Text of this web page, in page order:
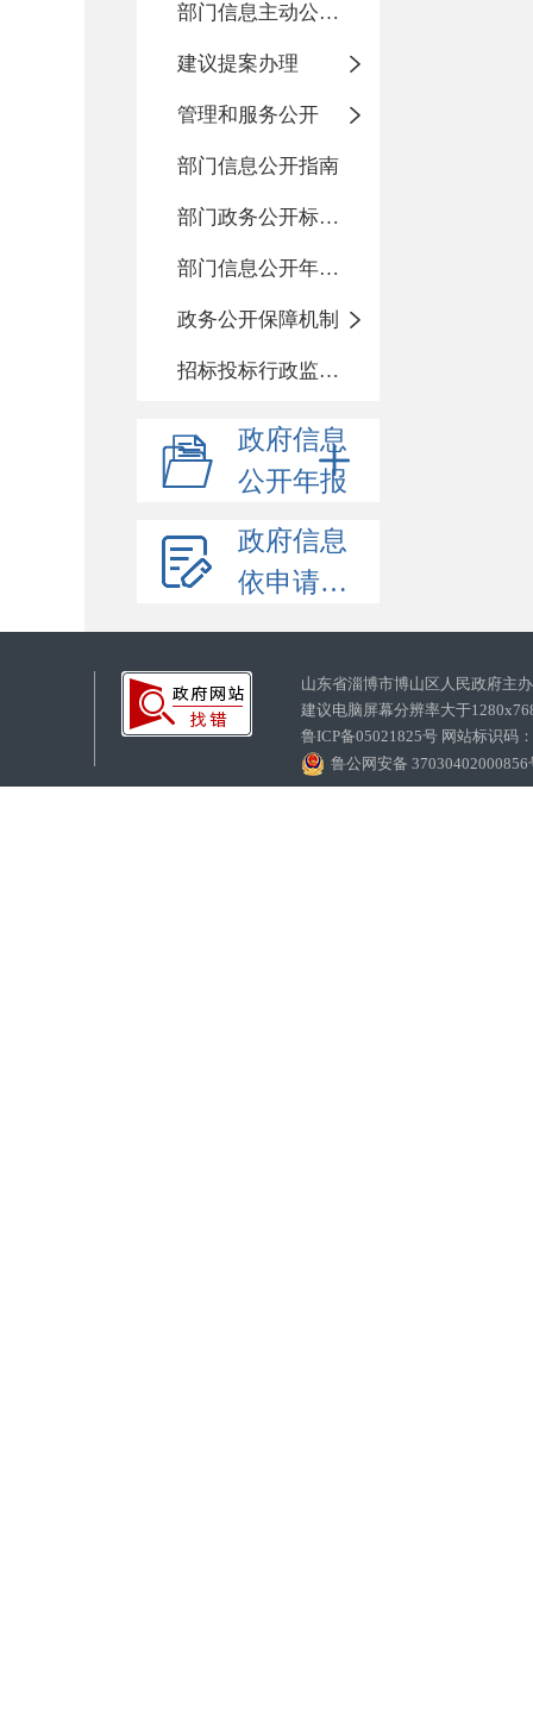
部门信息主动公开基本目录
建议提案办理
管理和服务公开
部门信息公开指南
部门政务公开标准化目录
部门信息公开年度报告
政务公开保障机制
招标投标行政监督责任清单
政府信息
公开年报
政府信息
依申请公开
山东省淄博市博山区人民政府
建议电脑屏幕分辨率大于
鲁ICP备05021825号 网站标识码
鲁公网安备 37030402000856